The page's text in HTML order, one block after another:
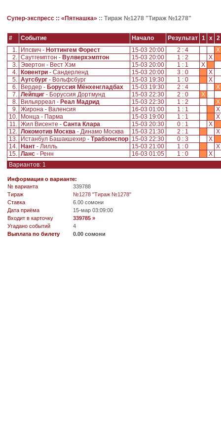
Супер-экспресс :: «Пятнашка» :: Тираж №1278 "Тираж №1278"
# Событие Начало Результат 1 x
2
1.
Ипсвич - Ноттингем Форест 15-03 20:00 2 : 4
X
2. Саутгемптон - Вулверхэмптон 15-03 20:00 1 : 2
X
3. Эвертон - Вест Хэм 15-03 20:00 1 : 1
X
4.
Ковентри - Сандерленд 15-03 20:00 3 : 0
X
5. Аугсбург - Вольфсбург 15-03 19:30 1 : 0
X
6.
Вердер - Боруссия Мёнхенгладбах 15-03 19:30 2 : 4
X
7. Лейпциг - Боруссия Дортмунд 15-03 22:30 2 : 0
X
8.
Вильярреал - Реал Мадрид 15-03 22:30 1 : 2
X
9. Жирона - Валенсия 16-03 01:00 1 : 1
X
10.
Монца - Парма 15-03 19:00 1 : 1
X
11. Жил Висенте - Санта Клара 15-03 20:30 0 : 1
X
12. Локомотив Москва - Динамо Москва 15-03 21:30 2 : 1
X
13.
Истанбул Башакшехир - Трабзонспор 15-03 22:30 0 : 3
X
14.
Нант - Лилль 15-03 21:00 1 : 0
X
15. Ланс - Ренн 16-03 01:05 1 : 0
X
Вариантов: 1
Информация о варианте:
№ варианта
339788
Tираж
№1278 "Тираж №1278"
Ставка
6.00 сомони
Дата приёма
15-мар 03:09:00
Входит в карточку
339785 »
Угадано событий
4
Выплата по билету
0.00 сомони